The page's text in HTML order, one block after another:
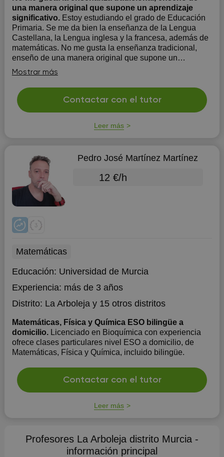
una manera original que supone un aprendizaje
significativo. Estoy estudiando el grado de Educación
Primaria. Se me da bien la enseñanza de la Lengua
Castellana, la Lengua inglesa y la francesa, además de
matemáticas. No me gusta la enseñanza tradicional,
enseño de una manera original que supone un
aprendizaje significativo.
Mostrar más
Contactar con el tutor
Leer más
Pedro José Martínez Martínez
12 €/h
Matemáticas
Educación: Universidad de Murcia
Experiencia: más de 3 años
Distrito: La Arbolejay 15 otros distritos
Matemáticas, Física y Química ESO bilingüe a
domicilio. Licenciado en Bioquímica con experiencia
ofrece clases particulares nivel ESO a domicilio, de
Matemáticas, Física y Química, incluido bilingüe.
Contactar con el tutor
Leer más
Profesores La Arboleja distrito Murcia -
información principal